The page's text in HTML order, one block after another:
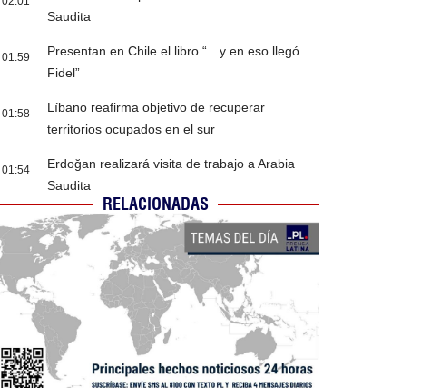
Saudita
01:59
Presentan en Chile el libro “…y en eso llegó
Fidel”
01:58
Líbano reafirma objetivo de recuperar
territorios ocupados en el sur
01:54
Erdoğan realizará visita de trabajo a Arabia
Saudita
RELACIONADAS